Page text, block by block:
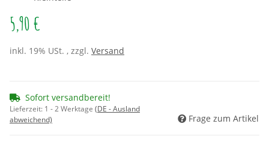
5,90 €
inkl. 19% USt. , zzgl. Versand
Sofort versandbereit!
Lieferzeit: 1 - 2 Werktage (DE - Ausland
abweichend)
Frage zum Artikel